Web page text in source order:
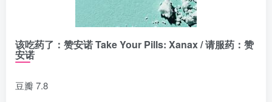
该吃药了：赞安诺 Take Your Pills: Xanax / 请服药：赞
安诺
豆瓣 7.8